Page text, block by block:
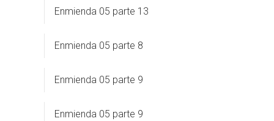
Enmienda 05 parte 13
Enmienda 05 parte 8
Enmienda 05 parte 9
Enmienda 05 parte 9